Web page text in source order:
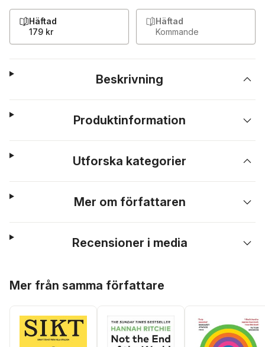
Häftad
179 kr
Häftad
Kommande
Beskrivning
Produktinformation
Utforska kategorier
Mer om författaren
Recensioner i media
Mer från samma författare